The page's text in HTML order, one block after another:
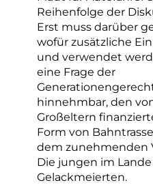
Reihenfolge der
Erst muss darüber
wofür zusätzliche
und verwendet
eine Frage der
hinnehmbar, den
Großeltern
Form von
dem zunehmenden
Die jungen im
Gelackmeierten.